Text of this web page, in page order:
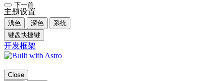
下一首
主题设置
浅色 深色
系统
键盘快捷键
开发框架
Close